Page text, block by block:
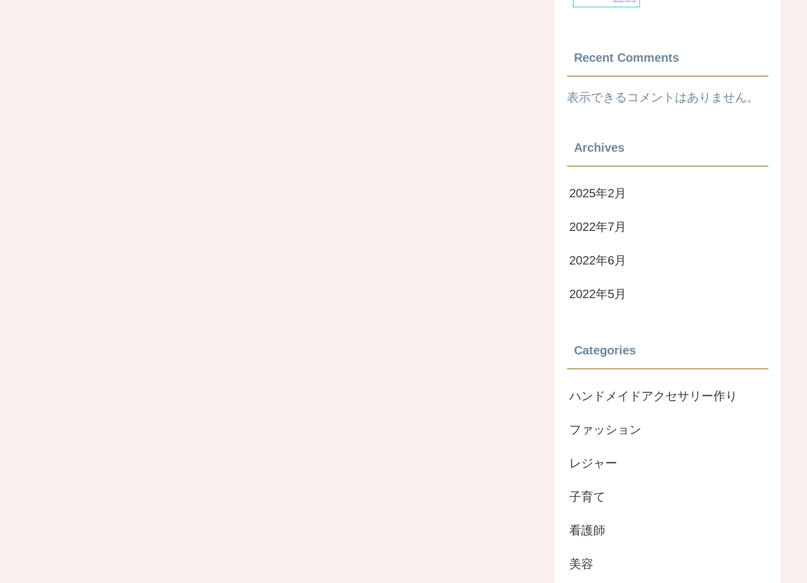
Recent Comments
表示できるコメントはありません。
Archives
2025年2月
2022年7月
2022年6月
2022年5月
Categories
ハンドメイドアクセサリー作り
ファッション
レジャー
子育て
看護師
美容